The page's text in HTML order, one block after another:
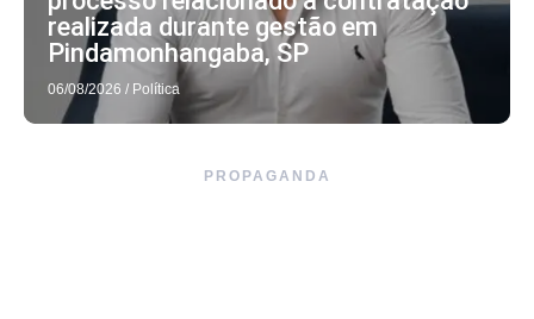
realizada durante gestão em
Pindamonhangaba, SP
06/08/2026 / Política
PROPAGANDA